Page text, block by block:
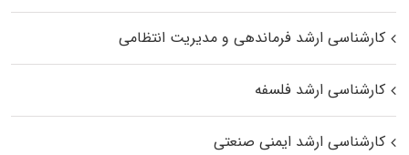
کارشناسی ارشد فرماندهی و مدیریت انتظامی
کارشناسی ارشد فلسفه
کارشناسی ارشد ایمنی صنعتی